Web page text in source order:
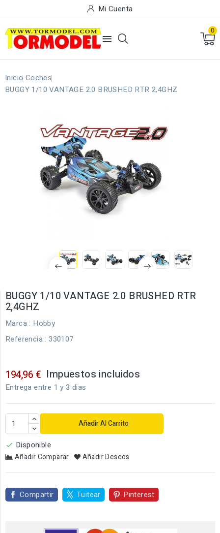
Mi Cuenta

0
Inicio Coches
BUGGY 1/10 VANTAGE 2.0 BRUSHED RTR 2,4GHZ
BUGGY 1/10 VANTAGE 2.0 BRUSHED RTR
2,4GHZ
Marca : Hobby
Referencia : 330107
194,96 € Impuestos incluidos
Entrega entre 1 y 3 dias
Añadir Al Carrito
 Disponible
Añadir Comparar Añadir Deseos
Compartir Tuitear Pinterest